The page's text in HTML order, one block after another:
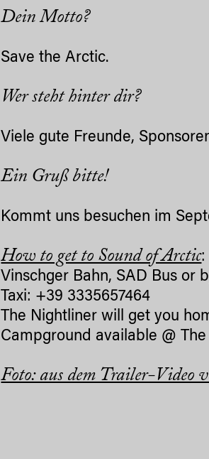
Dein Motto?
Save the Arctic.
Wer steht hinter dir?
Viele gute Freunde,
Ein Gruß bitte!
Kommt uns besuchen im
How to get to Sound of Arctic:
Vinschger Bahn, SAD Bus or
Taxi: +39 3335657464
The Nightliner will get you
Campground available @
Foto: aus dem Trailer-Video